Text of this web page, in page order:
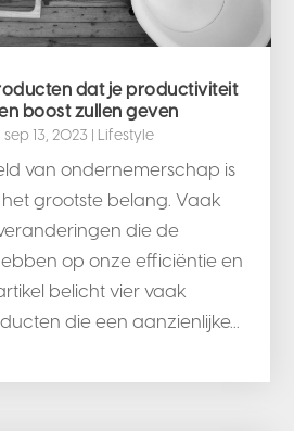
dat je productiviteit
boost zullen geven
|sep 13, 2023 | Lifestyle
van ondernemerschap is
grootste belang. Vaak
die de
op onze efficiëntie en
belicht vier vaak
die een aanzienlijke...